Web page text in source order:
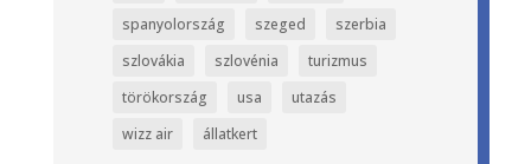
spanyolország
szeged
szerbia
szlovákia
szlovénia
turizmus
törökország
usa
utazás
wizz air
állatkert